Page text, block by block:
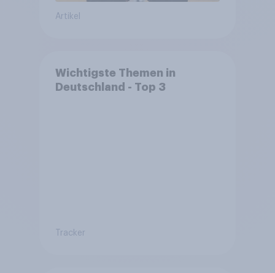
Artikel
Wichtigste Themen in
Deutschland - Top 3
Tracker